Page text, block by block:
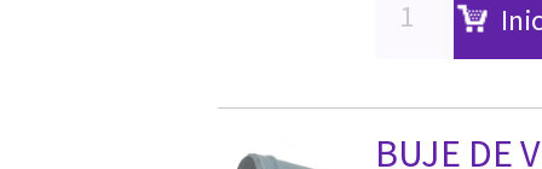
BUJE DE